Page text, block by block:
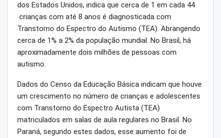
dos Estados Unidos, indica que cerca de 1 em cada 44
crianças com até 8 anos é diagnosticada com
Transtorno do Espectro do Autismo (TEA). Abrangendo
cerca de 1% a 2% da população mundial. No Brasil, há
aproximadamente dois milhões de pessoas com
autismo.
Dados do Censo da Educação Básica indicam que houve
um crescimento no número de crianças e adolescentes
com Transtorno do Espectro Autista (TEA)
matriculados em salas de aula regulares no Brasil. No
Paraná, segundo estes dados, esse aumento foi de